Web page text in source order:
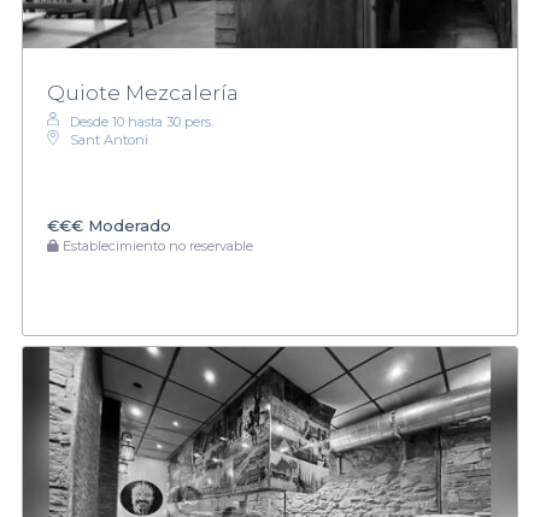
Quiote Mezcalería
Desde 10 hasta 30 pers.
Sant Antoni
€€€ Moderado
Establecimiento no reservable